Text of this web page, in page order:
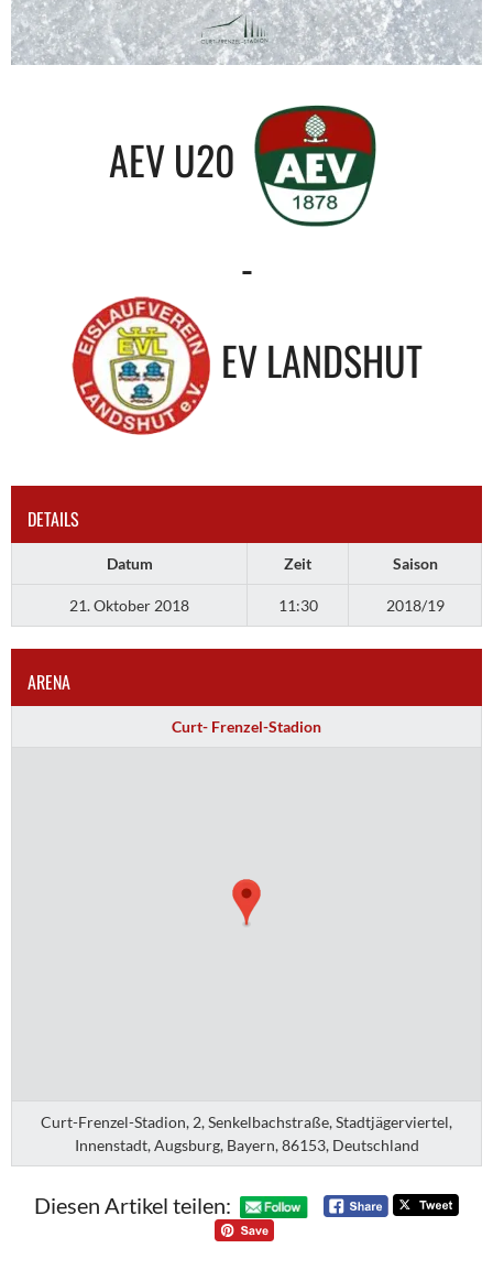
AEV U20
-
EV LANDSHUT
DETAILS
Datum Zeit Saison
21. Oktober 2018 11:30 2018/19
ARENA
Curt- Frenzel-Stadion
Curt-Frenzel-Stadion, 2, Senkelbachstraße, Stadtjägerviertel,
Innenstadt, Augsburg, Bayern, 86153, Deutschland
Diesen Artikel teilen: